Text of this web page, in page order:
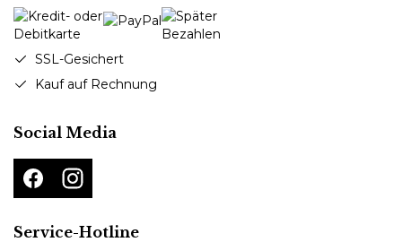
SSL-Gesichert
Kauf auf Rechnung
Social Media
Service-Hotline